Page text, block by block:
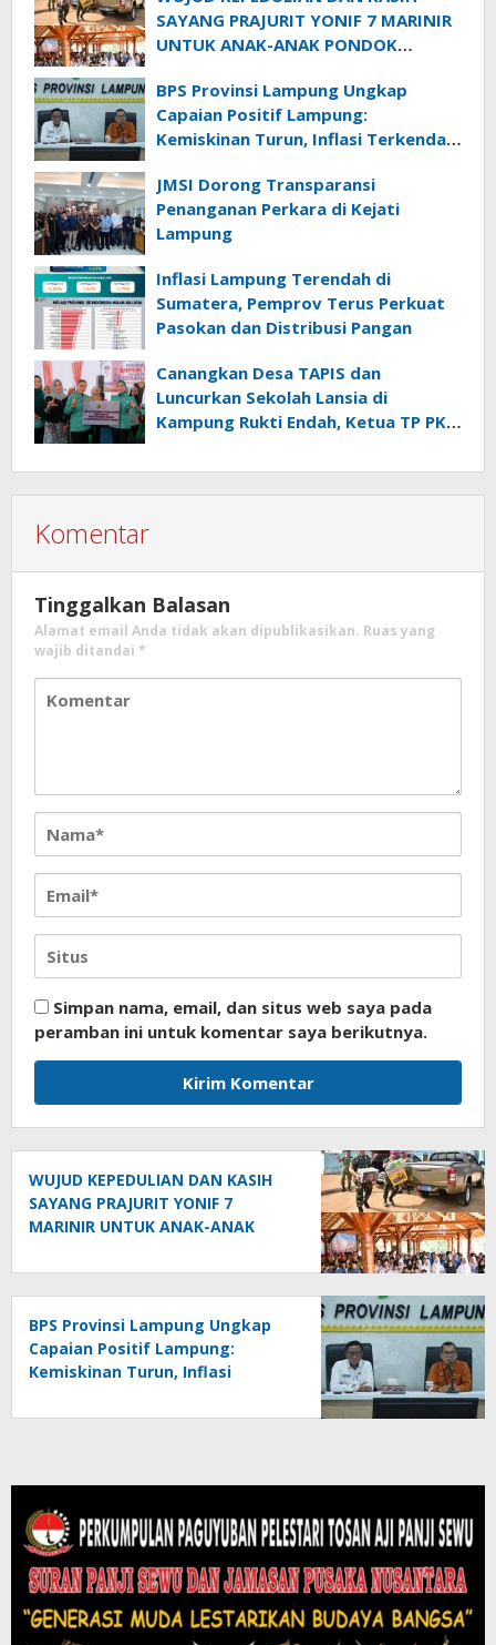
SAYANG PRAJURIT YONIF 7 MARINIR
UNTUK ANAK-ANAK PONDOK
BPS Provinsi Lampung Ungkap
Capaian Positif Lampung:
Kemiskinan Turun, Inflasi Terkendali,
JMSI Dorong Transparansi
Penanganan Perkara di Kejati
Lampung
Inflasi Lampung Terendah di
Sumatera, Pemprov Terus Perkuat
Pasokan dan Distribusi Pangan
Canangkan Desa TAPIS dan
Luncurkan Sekolah Lansia di
Kampung Rukti Endah, Ketua TP PKK
SDM Dimulai dari Desa
Komentar
Tinggalkan Balasan
Alamat email Anda tidak akan dipublikasikan. Ruas yang
wajib ditandai *
Simpan nama, email, dan situs web saya pada
peramban ini untuk komentar saya berikutnya.
WUJUD KEPEDULIAN DAN KASIH
SAYANG PRAJURIT YONIF 7
MARINIR UNTUK ANAK-ANAK
HUDA
BPS Provinsi Lampung Ungkap
Capaian Positif Lampung:
Kemiskinan Turun, Inflasi
Tumbuh